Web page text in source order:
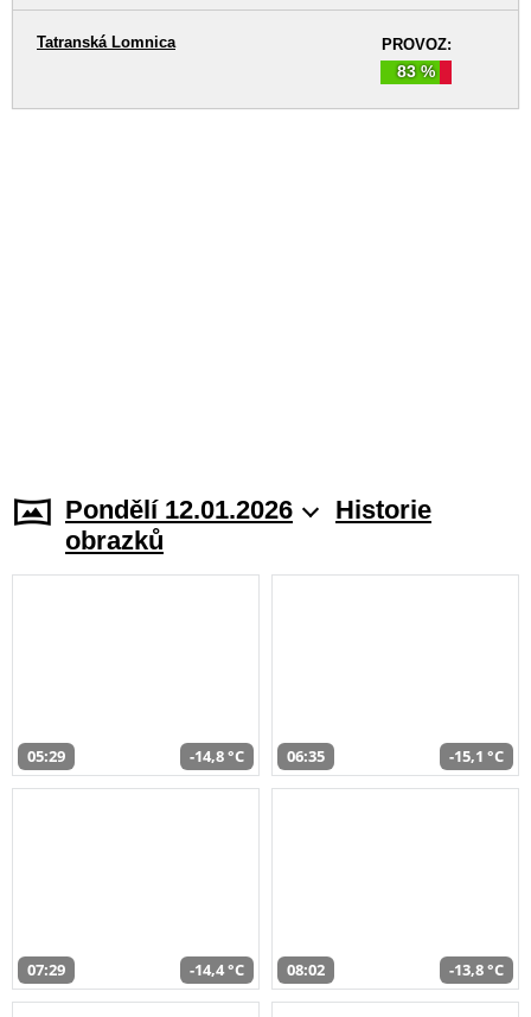
PROVOZ:
83 %
Tatranská Lomnica
Pondělí 12.01.2026
Historie
obrazků
05:29 -14,8 °C 06:35 -15,1 °C
07:29 -14,4 °C 08:02 -13,8 °C